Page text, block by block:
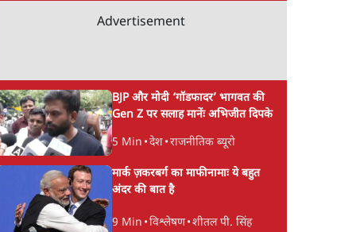
Advertisement
BJP और मोदी ‘गॉडफादर’ भागवत की
Gen Z पर सलाह मानेंः अभिजीत दिपके
5 Min •देश•राजनीतिक ब्यूरो
मार्क ज़करबर्ग का माफीनामाः ये बहुत
अंदर की बात है
9 Min •विश्लेषण•शीतल पी. सिंह